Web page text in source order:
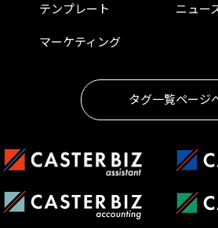
テンプレート ニュー
マーケティング
タグ一覧ページ